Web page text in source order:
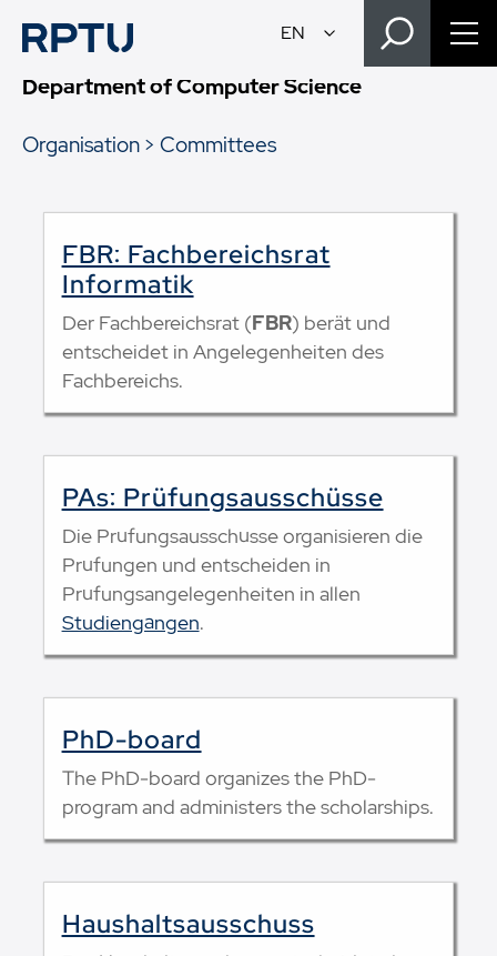
Department of Computer Science
Organisation
Committees
FBR: Fachbereichsrat
Informatik
Der Fachbereichsrat (FBR) berät und
entscheidet in Angelegenheiten des
Fachbereichs.
PAs: Prüfungsausschüsse
Die Prüfungsausschüsse organisieren die
Prüfungen und entscheiden in
Prüfungsangelegenheiten in allen
Studiengängen.
PhD-board
The PhD-board organizes the PhD-
program and administers the scholarships.
Haushaltsausschuss